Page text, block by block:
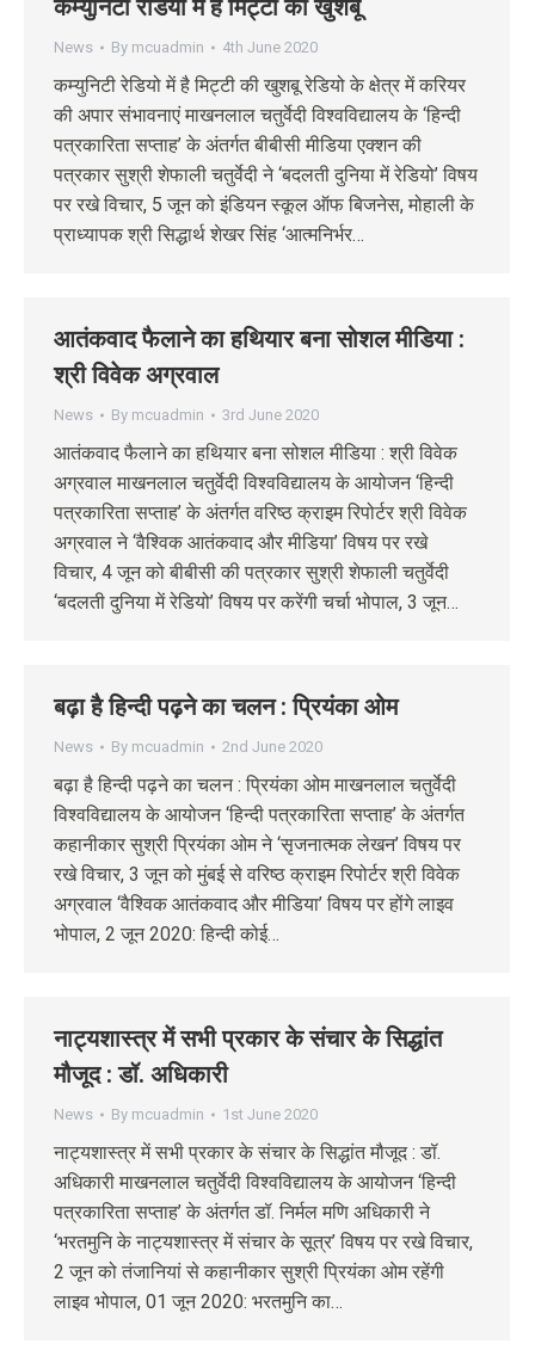
कम्युनिटी रेडियो में है मिट्टी की खुशबू
News By mcuadmin 4th June 2020
कम्युनिटी रेडियो में है मिट्टी की खुशबू रेडियो के क्षेत्र में करियर
की अपार संभावनाएं माखनलाल चतुर्वेदी विश्वविद्यालय के ‘हिन्दी
पत्रकारिता सप्ताह’ के अंतर्गत बीबीसी मीडिया एक्शन की
पत्रकार सुश्री शेफाली चतुर्वेदी ने ‘बदलती दुनिया में रेडियो’ विषय
पर रखे विचार, 5 जून को इंडियन स्कूल ऑफ बिजनेस, मोहाली के
प्राध्यापक श्री सिद्धार्थ शेखर सिंह ‘आत्मनिर्भर…
आतंकवाद फैलाने का हथियार बना सोशल मीडिया :
श्री विवेक अग्रवाल
News By mcuadmin 3rd June 2020
आतंकवाद फैलाने का हथियार बना सोशल मीडिया : श्री विवेक
अग्रवाल माखनलाल चतुर्वेदी विश्वविद्यालय के आयोजन ‘हिन्दी
पत्रकारिता सप्ताह’ के अंतर्गत वरिष्ठ क्राइम रिपोर्टर श्री विवेक
अग्रवाल ने ‘वैश्विक आतंकवाद और मीडिया’ विषय पर रखे
विचार, 4 जून को बीबीसी की पत्रकार सुश्री शेफाली चतुर्वेदी
‘बदलती दुनिया में रेडियो’ विषय पर करेंगी चर्चा भोपाल, 3 जून…
बढ़ा है हिन्दी पढ़ने का चलन : प्रियंका ओम
News By mcuadmin 2nd June 2020
बढ़ा है हिन्दी पढ़ने का चलन : प्रियंका ओम माखनलाल चतुर्वेदी
विश्वविद्यालय के आयोजन ‘हिन्दी पत्रकारिता सप्ताह’ के अंतर्गत
कहानीकार सुश्री प्रियंका ओम ने ‘सृजनात्मक लेखन’ विषय पर
रखे विचार, 3 जून को मुंबई से वरिष्ठ क्राइम रिपोर्टर श्री विवेक
अग्रवाल ‘वैश्विक आतंकवाद और मीडिया’ विषय पर होंगे लाइव
भोपाल, 2 जून 2020: हिन्दी कोई…
नाट्यशास्त्र में सभी प्रकार के संचार के सिद्धांत
मौजूद : डॉ. अधिकारी
News By mcuadmin 1st June 2020
नाट्यशास्त्र में सभी प्रकार के संचार के सिद्धांत मौजूद : डॉ.
अधिकारी माखनलाल चतुर्वेदी विश्वविद्यालय के आयोजन ‘हिन्दी
पत्रकारिता सप्ताह’ के अंतर्गत डॉ. निर्मल मणि अधिकारी ने
‘भरतमुनि के नाट्यशास्त्र में संचार के सूत्र’ विषय पर रखे विचार,
2 जून को तंजानियां से कहानीकार सुश्री प्रियंका ओम रहेंगी
लाइव भोपाल, 01 जून 2020: भरतमुनि का…